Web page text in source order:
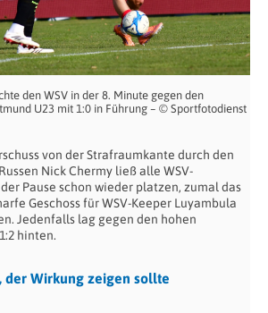
den WSV in der 8. Minute gegen den
U23 mit 1:0 in Führung – © Sportfotodienst
von der Strafraumkante durch den
Nick Chermy ließ alle WSV-
Pause schon wieder platzen, zumal das
Geschoss für WSV-Keeper Luyambula
Jedenfalls lag gegen den hohen
hinten.
der Wirkung zeigen sollte